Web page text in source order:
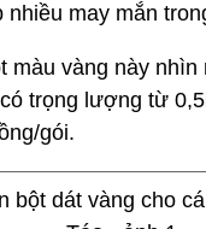
nhiều may mắn
màu vàng này nhìn
trọng lượng từ
gói.